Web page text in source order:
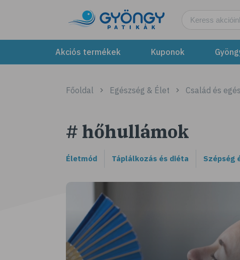
Akciós termékek Kuponok
Főoldal Egészség & Élet Család és
# hőhullámok
Életmód Táplálkozás és diéta Szépség